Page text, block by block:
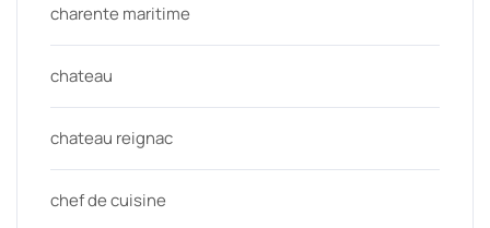
charente maritime
chateau
chateau reignac
chef de cuisine